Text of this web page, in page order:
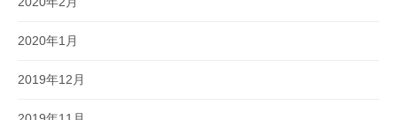
2020年1月
2019年12月